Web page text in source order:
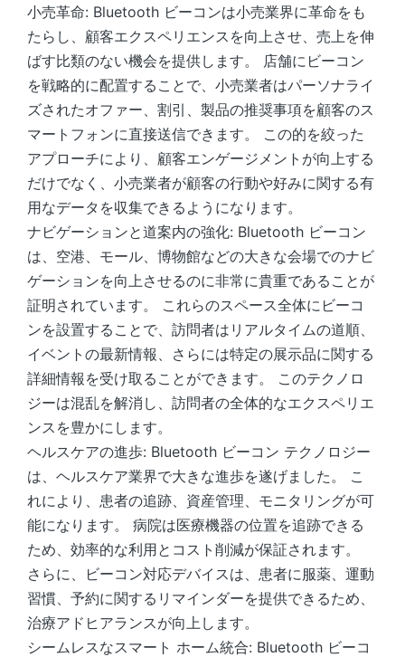
小売革命: Bluetooth ビーコンは小売業界に革命をも
たらし、顧客エクスペリエンスを向上させ、売上を伸
ばす比類のない機会を提供します。 店舗にビーコン
を戦略的に配置することで、小売業者はパーソナライ
ズされたオファー、割引、製品の推奨事項を顧客のス
マートフォンに直接送信できます。 この的を絞った
アプローチにより、顧客エンゲージメントが向上する
だけでなく、小売業者が顧客の行動や好みに関する有
用なデータを収集できるようになります。
ナビゲーションと道案内の強化: Bluetooth ビーコン
は、空港、モール、博物館などの大きな会場でのナビ
ゲーションを向上させるのに非常に貴重であることが
証明されています。 これらのスペース全体にビーコ
ンを設置することで、訪問者はリアルタイムの道順、
イベントの最新情報、さらには特定の展示品に関する
詳細情報を受け取ることができます。 このテクノロ
ジーは混乱を解消し、訪問者の全体的なエクスペリエ
ンスを豊かにします。
ヘルスケアの進歩: Bluetooth ビーコン テクノロジー
は、ヘルスケア業界で大きな進歩を遂げました。 こ
れにより、患者の追跡、資産管理、モニタリングが可
能になります。 病院は医療機器の位置を追跡できる
ため、効率的な利用とコスト削減が保証されます。
さらに、ビーコン対応デバイスは、患者に服薬、運動
習慣、予約に関するリマインダーを提供できるため、
治療アドヒアランスが向上します。
シームレスなスマート ホーム統合: Bluetooth ビーコ